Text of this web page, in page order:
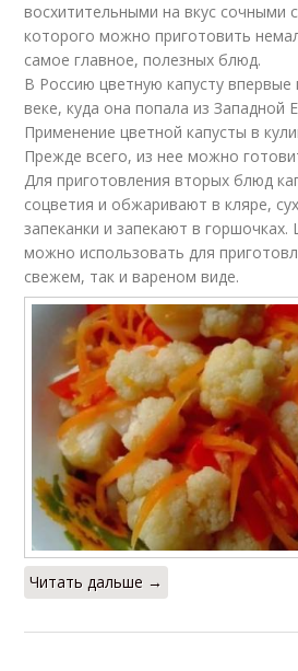
восхитительными на вкус сочными
которого можно приготовить
самое главное, полезных блюд.
В Россию цветную капусту впервые
веке, куда она попала из Западной
Применение цветной капусты в
Прежде всего, из нее можно
Для приготовления вторых блюд
соцветия и обжаривают в кляре,
запеканки и запекают в горшочках.
можно использовать для
свежем, так и вареном виде.
Читать дальше →